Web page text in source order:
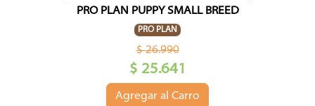
PRO PLAN PUPPY SMALL BREED
PRO PLAN
$ 26.990
$ 25.641
Agregar al Carro